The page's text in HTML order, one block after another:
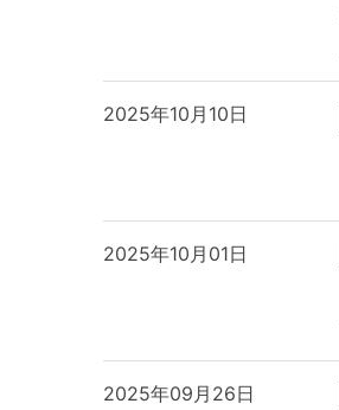
2025年10月10日
2025年10月01日
2025年09月26日